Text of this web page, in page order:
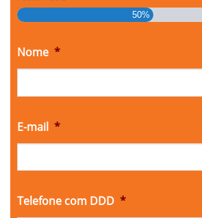
50%
Nome *
E-mail *
Telefone com DDD *